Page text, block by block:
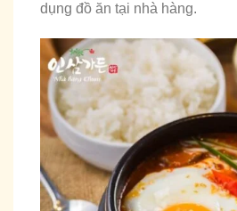
dụng đồ ăn tại nhà hàng.